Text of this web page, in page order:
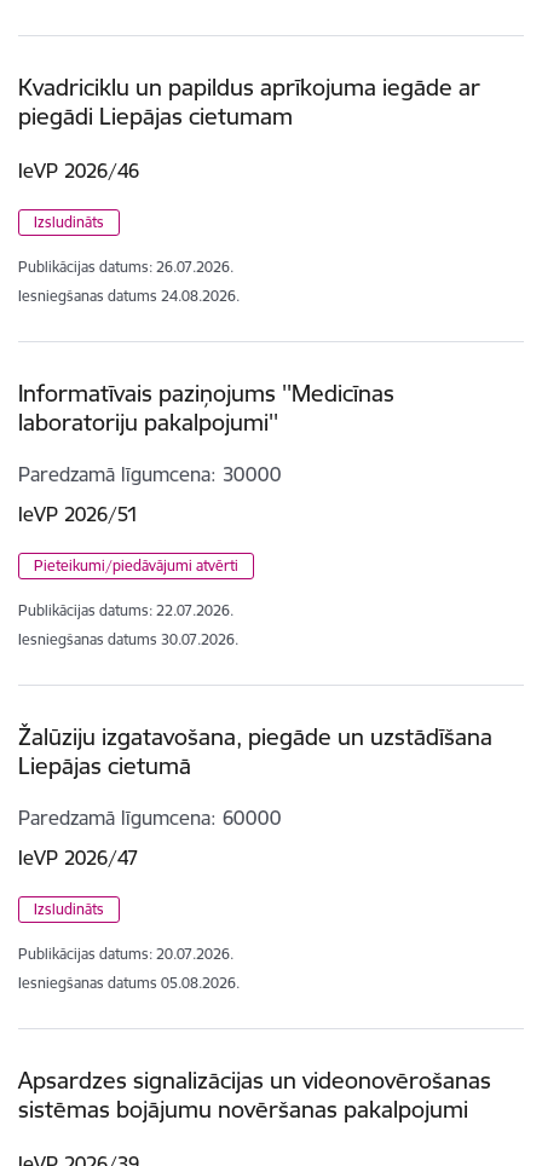
Kvadriciklu un papildus aprīkojuma iegāde ar
piegādi Liepājas cietumam
IeVP 2026/46
Izsludināts
Publikācijas datums: 26.07.2026.
Iesniegšanas datums 24.08.2026.
Informatīvais paziņojums ''Medicīnas
laboratoriju pakalpojumi''
Paredzamā līgumcena 30000
IeVP 2026/51
Pieteikumi/piedāvājumi atvērti
Publikācijas datums: 22.07.2026.
Iesniegšanas datums 30.07.2026.
Žalūziju izgatavošana, piegāde un uzstādīšana
Liepājas cietumā
Paredzamā līgumcena 60000
IeVP 2026/47
Izsludināts
Publikācijas datums: 20.07.2026.
Iesniegšanas datums 05.08.2026.
Apsardzes signalizācijas un videonovērošanas
sistēmas bojājumu novēršanas pakalpojumi